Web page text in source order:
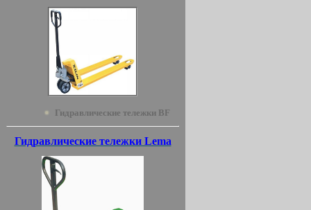
Гидравлические тележки BF
Гидравлические тележки Lema